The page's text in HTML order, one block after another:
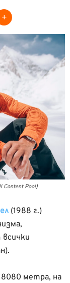
Content Pool)
(1988 г.)
всички
8080 метра, на